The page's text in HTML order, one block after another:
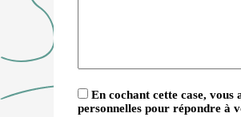
En cochant cette case, vous
personnelles pour répondre à